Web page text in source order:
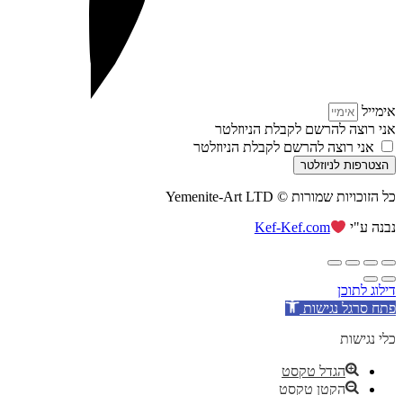
אימייל
אני רוצה להרשם לקבלת הניוזלטר
אני רוצה להרשם לקבלת הניוזלטר
הצטרפות לניוזלטר
כל הזוכויות שמורות © Yemenite-Art LTD
נבנה ע"י Kef-Kef.com
דילוג לתוכן
פתח סרגל נגישות
כלי נגישות
הגדל טקסט
הקטן טקסט